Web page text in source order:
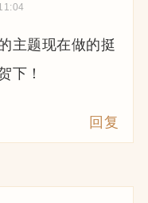
主题现在做的挺
下！
回复